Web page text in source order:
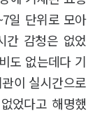
일 단위로 모아
간 감청은 없었
도 없는데다 기
이 실시간으로
었다고 해명했